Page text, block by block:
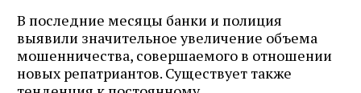
В последние месяцы банки и полиция
выявили значительное увеличение объема
мошенничества, совершаемого в отношении
новых репатриантов. Существует также